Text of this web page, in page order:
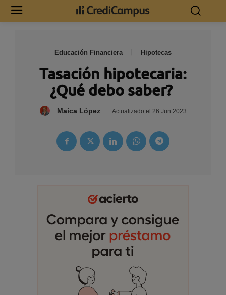
Educación Financiera Hipotecas
Tasación hipotecaria:
¿Qué debo saber?
Maica López Actualizado el 26 Jun 2023